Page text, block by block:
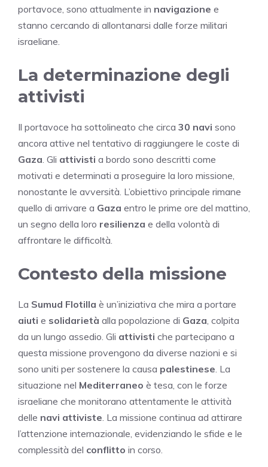
portavoce, sono attualmente in navigazione e
stanno cercando di allontanarsi dalle forze militari
israeliane.
La determinazione degli
attivisti
Il portavoce ha sottolineato che circa 30 navi sono
ancora attive nel tentativo di raggiungere le coste di
Gaza. Gli attivisti a bordo sono descritti come
motivati e determinati a proseguire la loro missione,
nonostante le avversità. L’obiettivo principale rimane
quello di arrivare a Gaza entro le prime ore del mattino,
un segno della loro resilienza e della volontà di
affrontare le difficoltà.
Contesto della missione
La Sumud Flotilla è un’iniziativa che mira a portare
aiuti e solidarietà alla popolazione di Gaza, colpita
da un lungo assedio. Gli attivisti che partecipano a
questa missione provengono da diverse nazioni e si
sono uniti per sostenere la causa palestinese. La
situazione nel Mediterraneo è tesa, con le forze
israeliane che monitorano attentamente le attività
delle navi attiviste. La missione continua ad attirare
l’attenzione internazionale, evidenziando le sfide e le
complessità del conflitto in corso.